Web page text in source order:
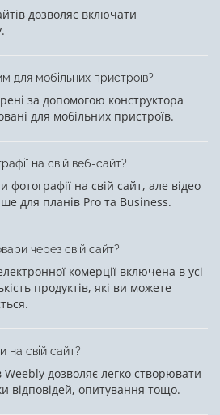
дозволяє включати
для мобільних пристроїв?
за допомогою конструктора
для мобільних пристроїв.
на свій веб-сайт?
на свій сайт, але відео
для планів Pro та Business.
через свій сайт?
комерції включена в усі
продуктів, які ви можете
свій сайт?
Weebly дозволяє легко створювати
відповідей, опитування тощо.